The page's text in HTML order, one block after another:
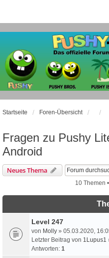
Startseite Foren-Übersicht
Fragen zu Pushy
Android
Neues Thema
10 Themen
Level 247
von Molly » 05.03.2020,
Letzter Beitrag von 1Lupus1
Antworten: 1